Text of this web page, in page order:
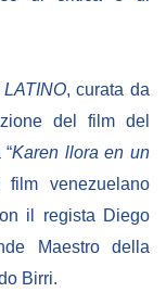
, curata da
del film del
Karen llora en un
venezuelano
il regista Diego
Maestro della
Birri.